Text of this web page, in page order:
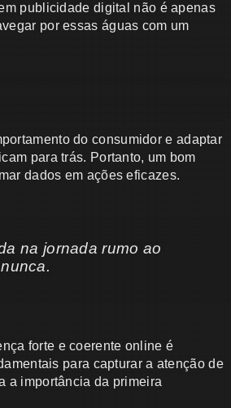
publicidade digital não é apenas
por essas águas com um
do consumidor e adaptar
para trás. Portanto, um bom
dados em ações eficazes.
na jornada rumo ao
forte e coerente online é
para capturar a atenção de
a importância da primeira